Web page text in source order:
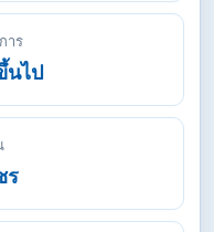
าร
นไป
ร